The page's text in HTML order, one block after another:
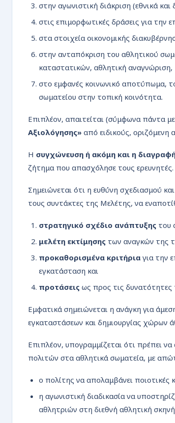
στην αγωνιστική διάκριση (εθνικά
στις επιμορφωτικές δράσεις για την
στα στοιχεία οικονομικής
στην ανταπόκριση του αθλητικού
καταστατικών, αθλητική
στο εμφανές κοινωνικό αποτύπωμα,
σωματείου στην τοπική κοινότητα.
Επιπλέον, απαιτείται (σύμφωνα πάντα
Αξιολόγησης» από ειδικούς,
Η συγχώνευση ή ακόμη και η
ζήτημα που απασχόλησε τους ερευνητές.
Σημειώνεται ότι η ευθύνη σχεδιασμού
τους συντάκτες της Μελέτης, να
στρατηγικό σχέδιο ανάπτυξης του
μελέτη εκτίμησης των αναγκών της
προκαθορισμένα κριτήρια για την
εγκατάσταση και
προτάσεις ως προς τις δυνατότητες
Εμφατικά σημειώνεται η ανάγκη για
εγκαταστάσεων και δημιουργίας χώρων
Επιπλέον, υπογραμμίζεται ότι πρέπει
πολιτών στα αθλητικά σωματεία, με
ο πολίτης να απολαμβάνει ποιοτικές
η αγωνιστική διαδικασία να
αθλητριών στη διεθνή αθλητική